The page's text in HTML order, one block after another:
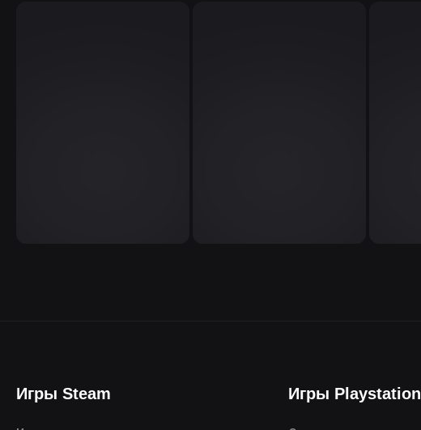
Игры Steam Игры Playstation